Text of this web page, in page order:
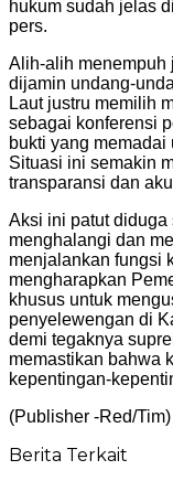
hukum sudah jelas
pers.
Alih-alih menempuh
dijamin undang-
Laut justru memilih
sebagai konferensi
bukti yang
Situasi ini semakin
transparansi dan
Aksi ini patut
menghalangi dan
menjalankan fungsi
mengharapkan
khusus untuk
penyelewengan di
demi tegaknya
memastikan bahwa
kepentingan-
(Publisher -Red/Tim)
Berita Terkait